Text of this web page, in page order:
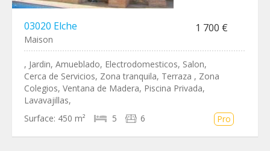
03020 Elche 1 700 €
Maison
, Jardin, Amueblado, Electrodomesticos, Salon,
Cerca de Servicios, Zona tranquila, Terraza , Zona
Colegios, Ventana de Madera, Piscina Privada,
Lavavajillas,
Surface: 450 m² 5 6 Pro